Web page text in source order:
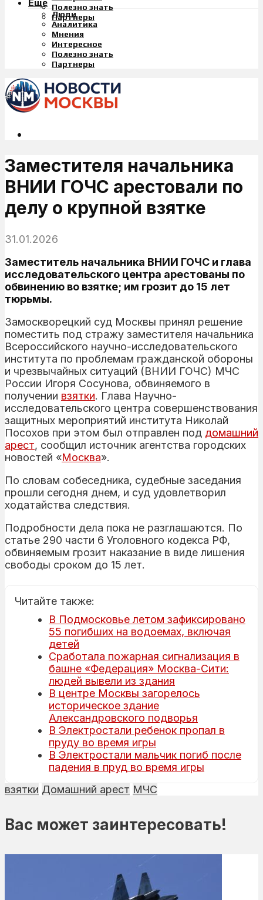
Полезно знать
Партнеры
Еще
Люди
Аналитика
Мнения
Интересное
Полезно знать
Партнеры
Заместителя начальника
ВНИИ ГОЧС арестовали по
делу о крупной взятке
31.01.2026
Заместитель начальника ВНИИ ГОЧС и глава
исследовательского центра арестованы по
обвинению во взятке; им грозит до 15 лет
тюрьмы.
Замоскворецкий суд Москвы принял решение
поместить под стражу заместителя начальника
Всероссийского научно-исследовательского
института по проблемам гражданской обороны
и чрезвычайных ситуаций (ВНИИ ГОЧС) МЧС
России Игоря Сосунова, обвиняемого в
получении взятки. Глава Научно-
исследовательского центра совершенствования
защитных мероприятий института Николай
Посохов при этом был отправлен под домашний
арест, сообщил источник агентства городских
новостей «Москва».
По словам собеседника, судебные заседания
прошли сегодня днем, и суд удовлетворил
ходатайства следствия.
Подробности дела пока не разглашаются. По
статье 290 части 6 Уголовного кодекса РФ,
обвиняемым грозит наказание в виде лишения
свободы сроком до 15 лет.
Читайте также:
В Подмосковье летом зафиксировано
55 погибших на водоемах, включая
детей
Сработала пожарная сигнализация в
башне «Федерация» Москва-Сити:
людей вывели из здания
В центре Москвы загорелось
историческое здание
Александровского подворья
В Электростали ребенок пропал в
пруду во время игры
В Электростали мальчик погиб после
падения в пруд во время игры
взятки Домашний арест МЧС
Вас может заинтересовать!